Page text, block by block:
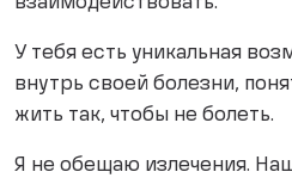
У тебя есть уникальная
внутрь своей болезни,
жить так, чтобы не болеть.
Я не обещаю излечения.